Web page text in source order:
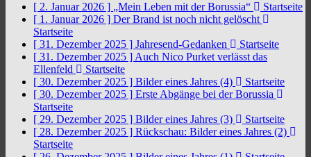
[ 2. Januar 2026 ] „Mein Leben mit der Borussia“
Startseite
[ 1. Januar 2026 ] Der Brand ist noch nicht gelöscht
Startseite
[ 31. Dezember 2025 ] Jahresend-Gedanken
Startseite
[ 31. Dezember 2025 ] Auch Nico Purket verlässt das
Ellenfeld
Startseite
[ 30. Dezember 2025 ] Bilder eines Jahres (4)
Startseite
[ 30. Dezember 2025 ] Erste Abgänge bei der Borussia
Startseite
[ 29. Dezember 2025 ] Bilder eines Jahres (3)
Startseite
[ 28. Dezember 2025 ] Rückschau: Bilder eines Jahres (2)
Startseite